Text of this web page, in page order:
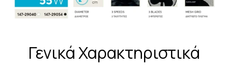
Γενικά Χαρακτηριστικά